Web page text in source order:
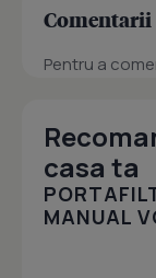
Comentarii
Pentru a
casa ta
MANUAL